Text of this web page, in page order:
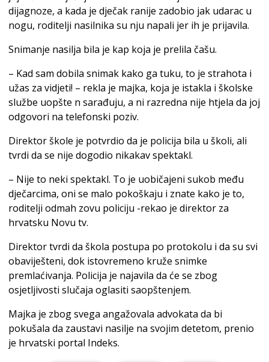
dijagnoze, a kada je dječak ranije zadobio jak udarac u
nogu, roditelji nasilnika su nju napali jer ih je prijavila.
Snimanje nasilja bila je kap koja je prelila čašu.
– Kad sam dobila snimak kako ga tuku, to je strahota i
užas za vidjeti! – rekla je majka, koja je istakla i školske
službe uopšte n sarađuju, a ni razredna nije htjela da joj
odgovori na telefonski poziv.
Direktor škole je potvrdio da je policija bila u školi, ali
tvrdi da se nije dogodio nikakav spektakl.
– Nije to neki spektakl. To je uobičajeni sukob među
dječarcima, oni se malo pokoškaju i znate kako je to,
roditelji odmah zovu policiju -rekao je direktor za
hrvatsku Novu tv.
Direktor tvrdi da škola postupa po protokolu i da su svi
obaviješteni, dok istovremeno kruže snimke
premlaćivanja. Policija je najavila da će se zbog
osjetljivosti slučaja oglasiti saopštenjem.
Majka je zbog svega angažovala advokata da bi
pokušala da zaustavi nasilje na svojim detetom, prenio
je hrvatski portal Indeks.